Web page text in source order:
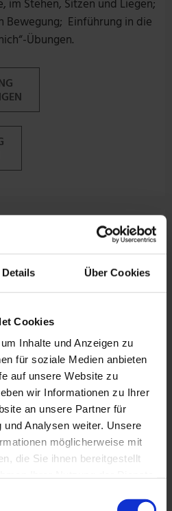
Details Über Cookies
Cookies
Inhalte und Anzeigen zu
für soziale Medien anbieten
auf unsere Website zu
wir Informationen zu Ihrer
an unsere Partner für
Analysen weiter. Unsere
möglicherweise mit
die Sie ihnen bereitgestellt
im Stehen, Sitzen und Liegen;
Bewegung; Einführung in die
Übungen.
2 ("Acht Brokate" /bzw.
Formen der „Acht